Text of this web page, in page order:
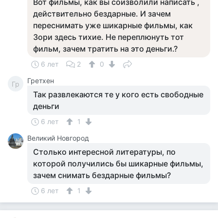
Вот фильмы, как вы соизволили написать ,
действительно бездарные. И зачем
переснимать уже шикарные фильмы, как
Зори здесь тихие. Не переплюнуть тот
фильм, зачем тратить на это деньги.?
6 лет 2 0
Гр Гретхен
Так развлекаются те у кого есть свободные
деньги
6 лет
1
Великий Новгород
Столько интересной литературы, по
которой получились бы шикарные фильмы,
зачем снимать бездарные фильмы?
6 лет 1